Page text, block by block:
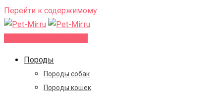
Перейти к содержимому
Породы
Породы собак
Породы кошек